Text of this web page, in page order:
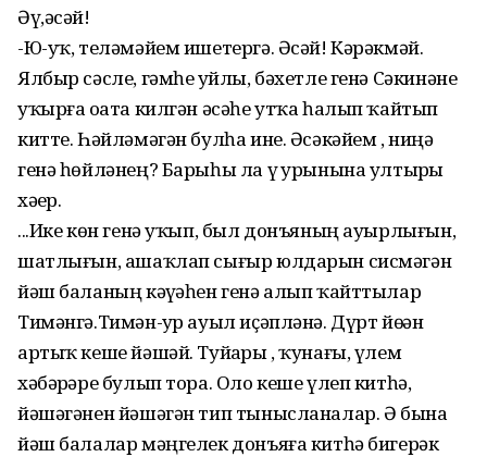
Әү,әсәй!
-Ю-уҡ, теләмәйем ишетергә. Әсәй! Кәрәкмәй.
Ялбыр сәсле, гәмһеҙ уйлы, бәхетле генә Сәкинәне
уҡырға оҙата килгән әсәһе утҡа һалып ҡайтып
китте. Һәйләмәгән булһа ине. Әсәкәйем , ниңә
генә һөйләнең? Барыһы ла үҙ урынына ултырҙы
хәҙер.
...Ике көн генә уҡып, был донъяның ауырлығын,
шатлығын, ашаҡлап сығыр юлдарын сисмәгән
йәш баланың кәүҙәһен генә алып ҡайттылар
Тимәнгә.Тимән-ҙур ауыл иҫәпләнә. Дүрт йөҙҙән
артыҡ кеше йәшәй. Туйҙары , ҡунағы, үлем
хәбәрҙәре булып тора. Оло кеше үлеп китһә,
йәшәгәнен йәшәгән тип тынысланалар. Ә бына
йәш балалар мәңгелек донъяға китһә бигерәк